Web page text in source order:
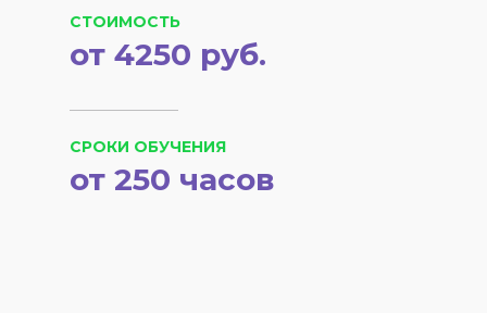
СРОКИ ОБУЧЕНИЯ
СТОИМОСТЬ
от 250 часов
от 4250 руб.